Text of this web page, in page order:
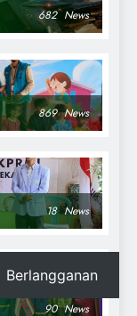
682 News
869 News
18 News
90 News
Berlangganan